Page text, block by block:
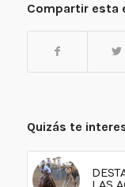
Compartir esta
Quizás te